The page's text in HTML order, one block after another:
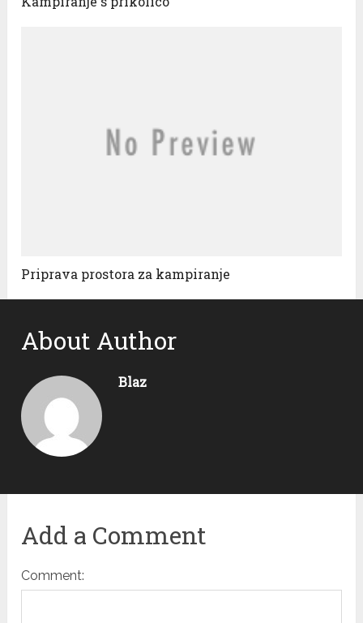
Priprava prostora za kampiranje
About Author
Blaz
Add a Comment
Comment: